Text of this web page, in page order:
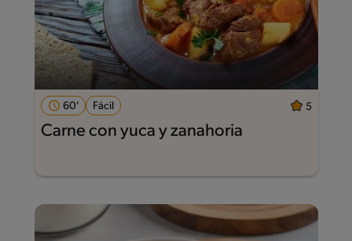
60' Fácil 5
Carne con yuca y zanahoria